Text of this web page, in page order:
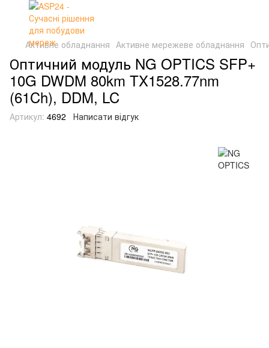
Активне обладнання Активне мережеве обладнання
Оптичний модуль NG OPTICS SFP+
10G DWDM 80km TX1528.77nm
(61Ch), DDM, LC
Артикул: 4692 Написати відгук